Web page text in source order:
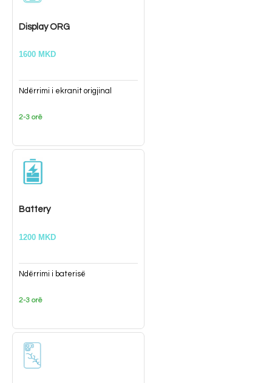
Display ORG
1600 MKD
Ndërrimi i ekranit origjinal
2-3 orë
Battery
1200 MKD
Ndërrimi i baterisë
2-3 orë